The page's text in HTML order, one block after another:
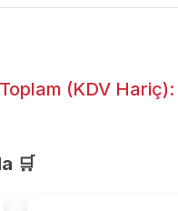
(KDV Hariç):
🛒